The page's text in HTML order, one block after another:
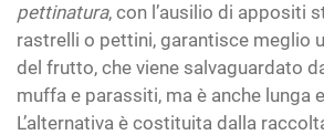
pettinatura, con l’ausilio di appositi
rastrelli o pettini, garantisce meglio
del frutto, che viene salvaguardato
muffa e parassiti, ma è anche lunga
L’alternativa è costituita dalla